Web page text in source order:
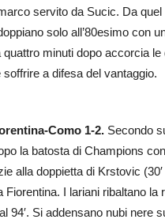
servito da Sucic. Da
solo all’80esimo con
minuti dopo accorcia
a difesa del vantaggio.
Como 1-2. Secondo
la batosta di Champions
alla doppietta di Krstovic
Fiorentina. I lariani ribaltano
94′. Si addensano nubi nere